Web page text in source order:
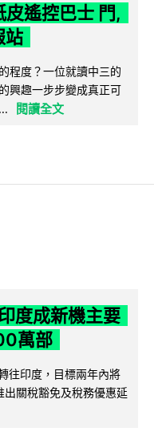
皮遙控巴士 門,
站
程度？一位就讀中三的
興趣一步步變成真正可
閱讀全文
度成新機主要
萬部
往印度，目標兩年內將
關稅豁免及稅務優惠延